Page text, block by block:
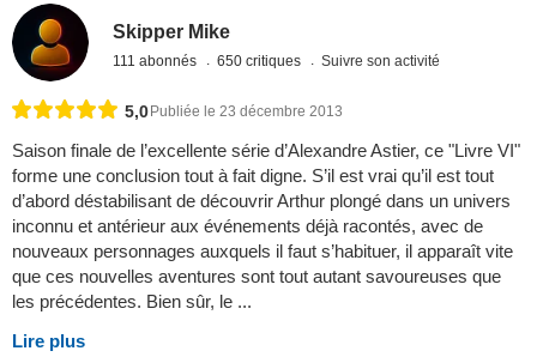
Skipper Mike
111 abonnés 650 critiques Suivre son activité
5,0Publiée le 23 décembre 2013
Saison finale de l’excellente série d’Alexandre Astier, ce "Livre VI"
forme une conclusion tout à fait digne. S’il est vrai qu’il est tout
d’abord déstabilisant de découvrir Arthur plongé dans un univers
inconnu et antérieur aux événements déjà racontés, avec de
nouveaux personnages auxquels il faut s’habituer, il apparaît vite
que ces nouvelles aventures sont tout autant savoureuses que
les précédentes. Bien sûr, le ...
Lire plus